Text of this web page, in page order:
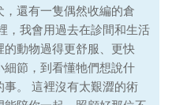
還有一隻偶然收編的倉
，我會用過去在診間和生活
動物過得更舒服、更快
節，到看懂牠們想說什
。 這裡沒有太艱澀的術